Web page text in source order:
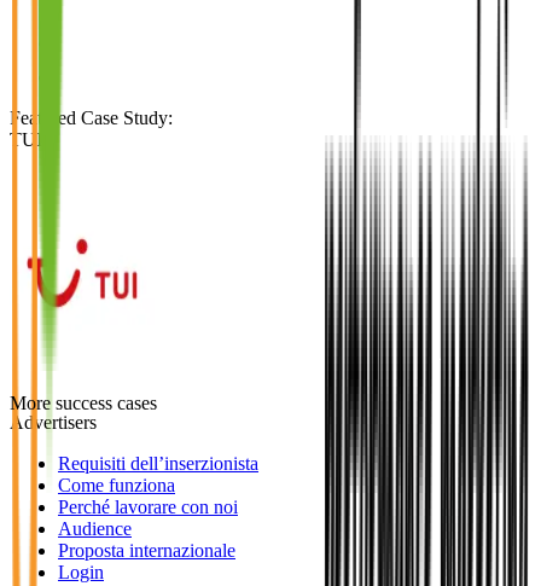
Featured Case Study:
TUI
More success cases
Advertisers
Requisiti dell’inserzionista
Come funziona
Perché lavorare con noi
Audience
Proposta internazionale
Login